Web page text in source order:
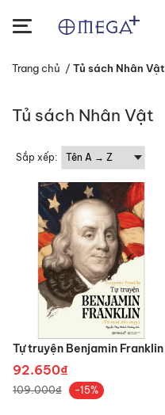
Trang chủ / Tủ sách Nhân Vật
Tủ sách Nhân Vật
Sắp xếp:
Tự truyện Benjamin Franklin
92.650₫
109.000₫ -15%